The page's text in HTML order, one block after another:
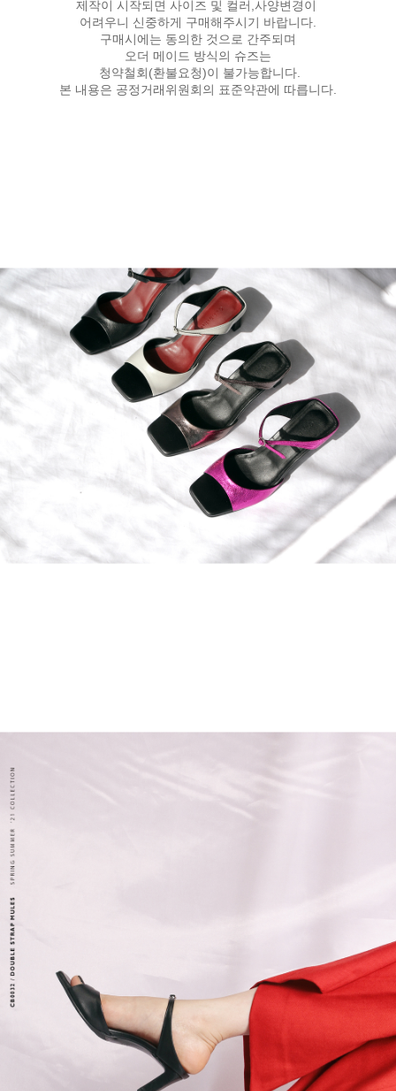
제작이 시작되면 사이즈 및 컬러,사양변경이
어려우니 신중하게 구매해주시기 바랍니다.
구매시에는 동의한 것으로 간주되며
오더 메이드 방식의 슈즈는
청약철회(환불요청)이 불가능합니다.
본 내용은 공정거래위원회의 표준약관에 따릅니다.